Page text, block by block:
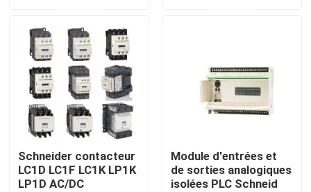
Contactez-nous
Nouvelles
Cas
Demandez une citation
Schneider contacteur
LC1D LC1F LC1K LP1K
LP1D AC/DC
Module d'entrées et
de sorties analogiques
isolées PLC Schneid